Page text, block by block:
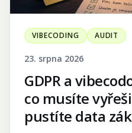
VIBECODING AUDIT
23. srpna 2026
GDPR a
co musíte
pustíte data